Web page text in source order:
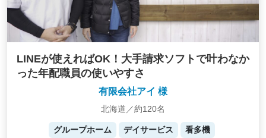
LINEが使えればOK！大手請求ソフトで叶わなか
った年配職員の使いやすさ
有限会社アイ 様
北海道／約120名
グループホーム デイサービス 看多機